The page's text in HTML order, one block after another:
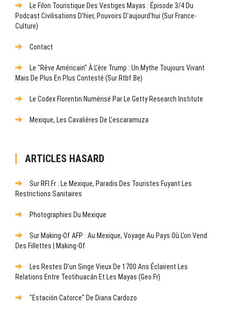
Le Filon Touristique Des Vestiges Mayas : Épisode 3/4 Du
Podcast Civilisations D’hier, Pouvoirs D’aujourd’hui (sur France-
Culture)
Contact
Le "rêve Américain" À L’ère Trump : Un Mythe Toujours Vivant
Mais De Plus En Plus Contesté (sur Rtbf.be)
Le Codex Florentin Numérisé Par Le Getty Research Institute
Mexique, Les Cavalières De L’escaramuza
ARTICLES HASARD
Sur RFI.fr : Le Mexique, Paradis Des Touristes Fuyant Les
Restrictions Sanitaires
Photographies Du Mexique
Sur Making-Of AFP : Au Mexique, Voyage Au Pays Où L’on Vend
Des Fillettes | Making-Of
Les Restes D’un Singe Vieux De 1700 Ans Éclairent Les
Relations Entre Teotihuacán Et Les Mayas (Geo.fr)
"Estación Catorce" De Diana Cardozo